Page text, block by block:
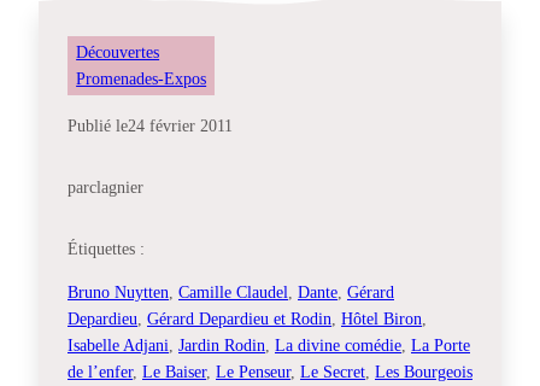
Découvertes
Promenades-Expos
Publié le24 février 2011
parclagnier
Étiquettes :
Bruno Nuytten Camille Claudel Dante Gérard
Depardieu Gérard Depardieu et Rodin Hôtel Biron
Isabelle Adjani Jardin Rodin La divine comédie La Porte
de l’enfer, Le Baiser, Le Penseur, Le Secret Les Bourgeois